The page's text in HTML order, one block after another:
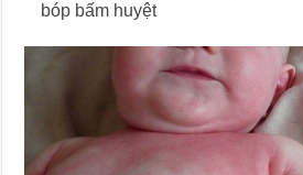
bóp bấm huyệt